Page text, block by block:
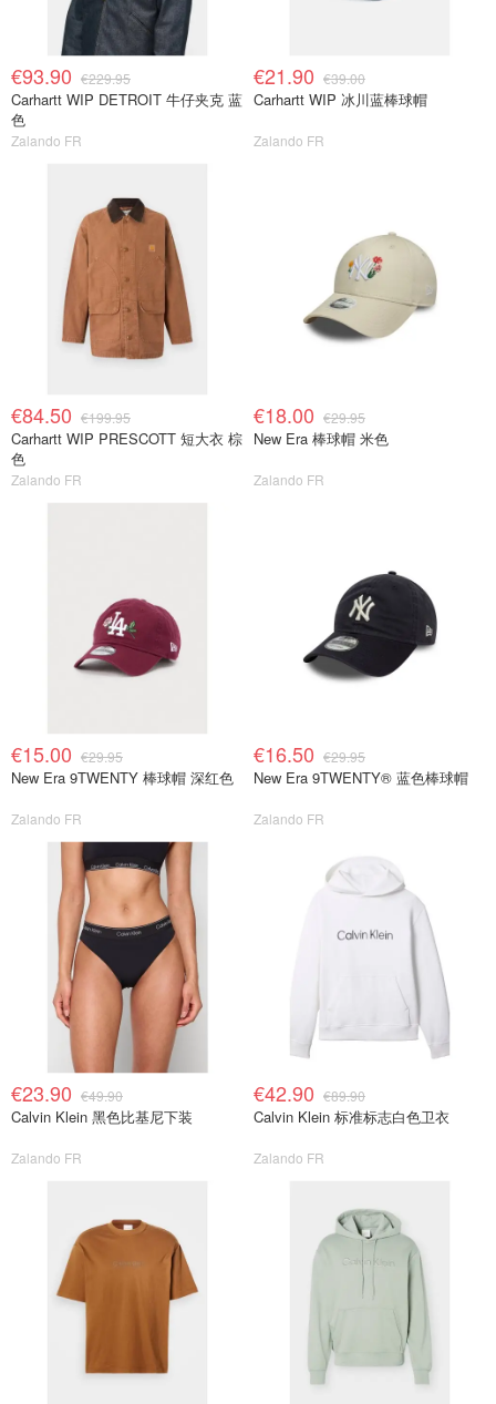
€93.90 €229.95
Carhartt WIP DETROIT 牛仔夹克 蓝
色
Zalando FR
€21.90 €39.00
Carhartt WIP 冰川蓝棒球帽
Zalando FR
€84.50 €199.95
Carhartt WIP PRESCOTT 短大衣 棕
色
Zalando FR
€18.00 €29.95
New Era 棒球帽 米色
Zalando FR
€15.00 €29.95
New Era 9TWENTY 棒球帽 深红色
Zalando FR
€16.50 €29.95
New Era 9TWENTY® 蓝色棒球帽
Zalando FR
€23.90 €49.90
Calvin Klein 黑色比基尼下装
Zalando FR
€42.90 €89.90
Calvin Klein 标准标志白色卫衣
Zalando FR